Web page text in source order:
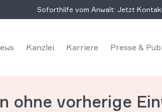
Soforthilfe vom Anwalt: Jetzt
Kanzlei Karriere Presse &
ohne vorherige